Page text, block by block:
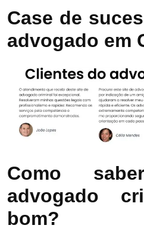
Case de
advogado em
Como
advogado
bom?